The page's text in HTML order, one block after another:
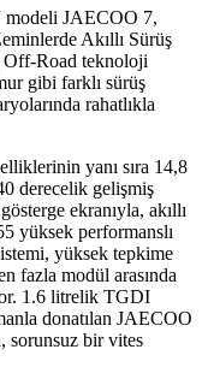
JAECOO 7,
Akıllı Sürüş
Off-Road teknoloji
gibi farklı sürüş
rahatlıkla
yanı sıra 14,8
derecelik gelişmiş
ekranıyla, akıllı
yüksek performanslı
yüksek tepkime
fazla modül arasında
1.6 litrelik TGDI
donatılan JAECOO
sorunsuz bir vites